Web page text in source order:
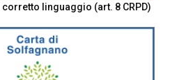
corretto linguaggio (art. 8 CRPD)